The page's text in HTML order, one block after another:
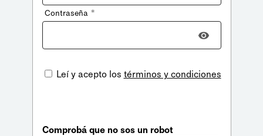
+598
Contraseña *
Leí y acepto los términos y condiciones
Comprobá que no sos un robot